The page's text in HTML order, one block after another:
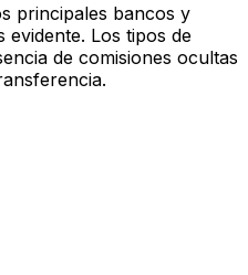
principales bancos y
evidente. Los tipos de
de comisiones ocultas